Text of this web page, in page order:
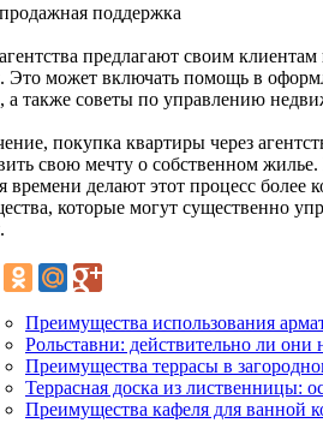
поддержка
предлагают своим
Это может включать помощь в
а также советы по управлению
покупка квартиры через
свою мечту о собственном
времени делают этот процесс
которые могут существенно
Преимущества использования
Рольставни: действительно ли они
Преимущества террасы в
Террасная доска из лиственницы:
Преимущества кафеля для ванной